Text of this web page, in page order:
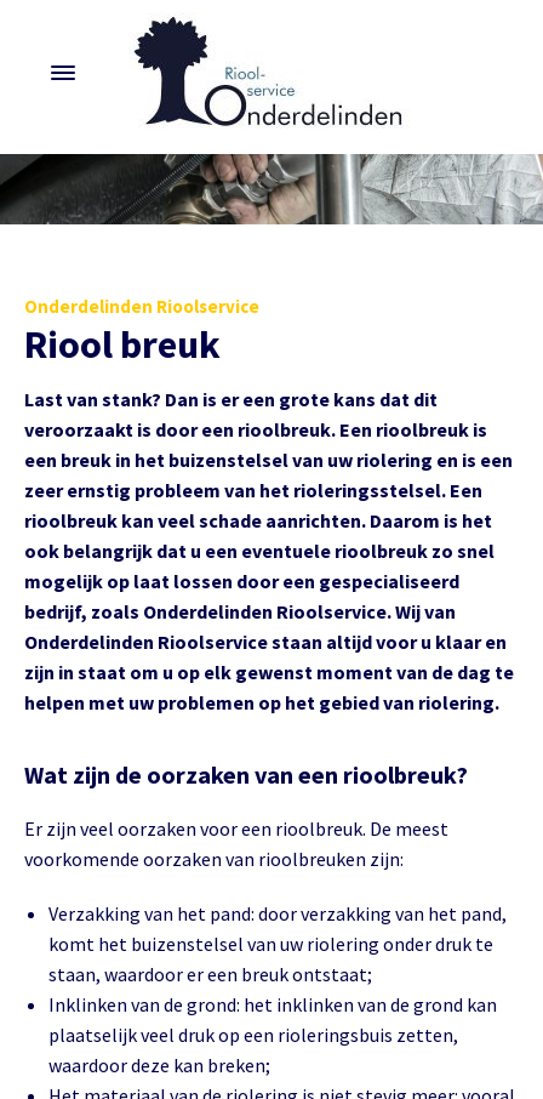
Onderdelinden Rioolservice
Riool breuk
Last van stank? Dan is er een grote kans dat dit
veroorzaakt is door een rioolbreuk. Een rioolbreuk is
een breuk in het buizenstelsel van uw riolering en is een
zeer ernstig probleem van het rioleringsstelsel. Een
rioolbreuk kan veel schade aanrichten. Daarom is het
ook belangrijk dat u een eventuele rioolbreuk zo snel
mogelijk op laat lossen door een gespecialiseerd
bedrijf, zoals Onderdelinden Rioolservice. Wij van
Onderdelinden Rioolservice staan altijd voor u klaar en
zijn in staat om u op elk gewenst moment van de dag te
helpen met uw problemen op het gebied van riolering.
Wat zijn de oorzaken van een rioolbreuk?
Er zijn veel oorzaken voor een rioolbreuk. De meest
voorkomende oorzaken van rioolbreuken zijn:
Verzakking van het pand: door verzakking van het pand,
komt het buizenstelsel van uw riolering onder druk te
staan, waardoor er een breuk ontstaat;
Inklinken van de grond: het inklinken van de grond kan
plaatselijk veel druk op een rioleringsbuis zetten,
waardoor deze kan breken;